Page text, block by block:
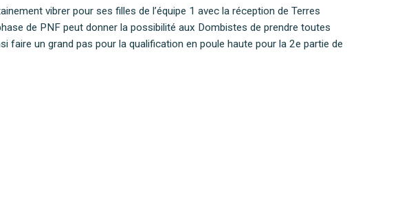
vibrer pour ses filles de l’équipe 1 avec la réception de Terres
de PNF peut donner la possibilité aux Dombistes de prendre toutes
faire un grand pas pour la qualification en poule haute pour la 2e partie de